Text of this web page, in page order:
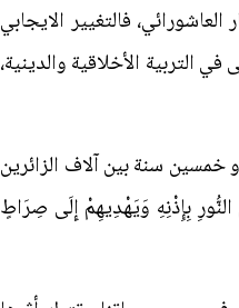
فالتغيير الايجابي
التربية الأخلاقية والدينية،
خمسين سنة بين آلاف الزائرين
بِإِذْنِهِ وَيَهْدِيهِمْ إِلَى صِرَاطٍ